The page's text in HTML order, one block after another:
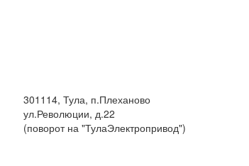
301114, Тула, п.Плеханово
ул.Революции, д.22
(поворот на "ТулаЭлектропривод")